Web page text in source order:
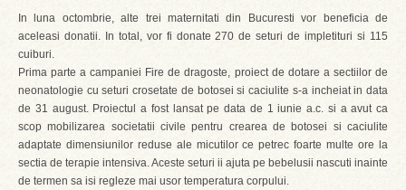
In luna octombrie, alte trei maternitati din Bucuresti vor beneficia de
aceleasi donatii. In total, vor fi donate 270 de seturi de impletituri si 115
cuiburi.
Prima parte a campaniei Fire de dragoste, proiect de dotare a sectiilor de
neonatologie cu seturi crosetate de botosei si caciulite s-a incheiat in data
de 31 august. Proiectul a fost lansat pe data de 1 iunie a.c. si a avut ca
scop mobilizarea societatii civile pentru crearea de botosei si caciulite
adaptate dimensiunilor reduse ale micutilor ce petrec foarte multe ore la
sectia de terapie intensiva. Aceste seturi ii ajuta pe bebelusii nascuti inainte
de termen sa isi regleze mai usor temperatura corpului.